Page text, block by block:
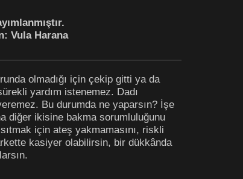
Vula Harana
olmadığı için çekip gitti ya da
yardım istenemez. Dadı
Bu durumda ne yaparsın? İşe
diğer ikisine bakma sorumluluğunu
için ateş yakmamasını, riskli
kasiyer olabilirsin, bir dükkânda